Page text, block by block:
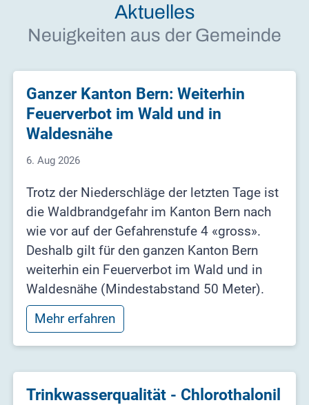
Aktuelles
Neuigkeiten aus der Gemeinde
Ganzer Kanton Bern: Weiterhin
Feuerverbot im Wald und in
Waldesnähe
6. Aug 2026
Trotz der Niederschläge der letzten Tage ist
die Waldbrandgefahr im Kanton Bern nach
wie vor auf der Gefahrenstufe 4 «gross».
Deshalb gilt für den ganzen Kanton Bern
weiterhin ein Feuerverbot im Wald und in
Waldesnähe (Mindestabstand 50 Meter).
Mehr erfahren
Trinkwasserqualität - Chlorothalonil